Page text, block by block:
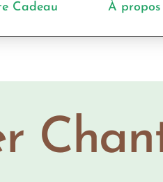
Cadeau À propos